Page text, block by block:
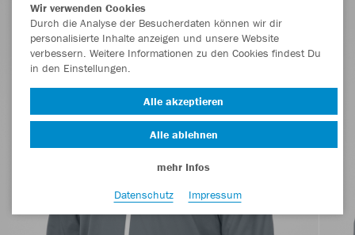
Wir verwenden Cookies
Durch die Analyse der Besucherdaten können wir dir
personalisierte Inhalte anzeigen und unsere Website
verbessern. Weitere Informationen zu den Cookies findest Du
in den Einstellungen.
Alle akzeptieren
Alle ablehnen
mehr Infos
Datenschutz
Impressum